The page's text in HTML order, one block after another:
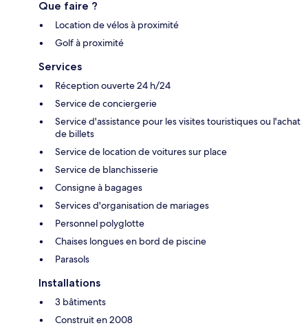
Que faire ?
Location de vélos à proximité
Golf à proximité
Services
Réception ouverte 24 h/24
Service de conciergerie
Service d'assistance pour les visites touristiques ou l'achat
de billets
Service de location de voitures sur place
Service de blanchisserie
Consigne à bagages
Services d'organisation de mariages
Personnel polyglotte
Chaises longues en bord de piscine
Parasols
Installations
3 bâtiments
Construit en 2008